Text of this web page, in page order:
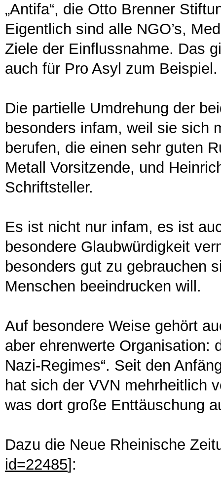
„Antifa“, die Otto Brenner
Eigentlich sind alle NGO’s,
Ziele der Einflussnahme. Das
auch für Pro Asyl zum
Die partielle Umdrehung der
besonders infam, weil sie sich
berufen, die einen sehr guten
Metall Vorsitzende, und
Schriftsteller.
Es ist nicht nur infam, es ist
besondere Glaubwürdigkeit
besonders gut zu gebrauchen
Menschen beeindrucken will.
Auf besondere Weise gehört
aber ehrenwerte Organisation:
Nazi-Regimes“. Seit den
hat sich der VVN mehrheitlich
was dort große Enttäuschung
Dazu die Neue Rheinische
id=22485]: